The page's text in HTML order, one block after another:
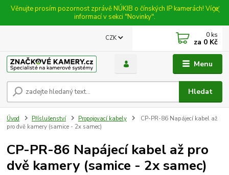
Věnujte prosím pozornost zprávě NÚKIB o čínských IP kamerách! Více
informací v sekci "Novinky".
Menu
CZK
Hledat
0 ks
za 0 Kč
Úvod Příslušenství Propojovací kabely
CP-PR-86 Napájecí kabel až
pro dvě kamery (samice - 2x samec)
CP-PR-86 Napájecí kabel až pro
dvě kamery (samice - 2x samec)